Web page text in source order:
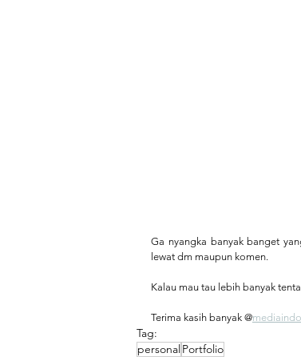
Ga nyangka banyak banget
lewat dm maupun komen.  ⁠
Kalau mau tau lebih banyak
Terima kasih banyak @
Tag:
personalPortfolio